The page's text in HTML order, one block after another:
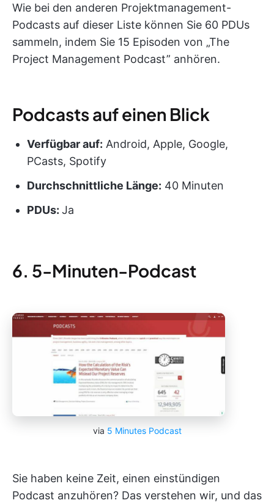
Wie bei den anderen Projektmanagement-
Podcasts auf dieser Liste können Sie 60 PDUs
sammeln, indem Sie 15 Episoden von „The
Project Management Podcast” anhören.
Podcasts auf einen Blick
Verfügbar auf: Android, Apple, Google,
PCasts, Spotify
Durchschnittliche Länge: 40 Minuten
PDUs: Ja
6. 5-Minuten-Podcast
via 5 Minutes Podcast
Sie haben keine Zeit, einen einstündigen
Podcast anzuhören? Das verstehen wir, und das